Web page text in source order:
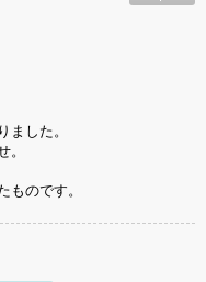
ました。
。
ものです。